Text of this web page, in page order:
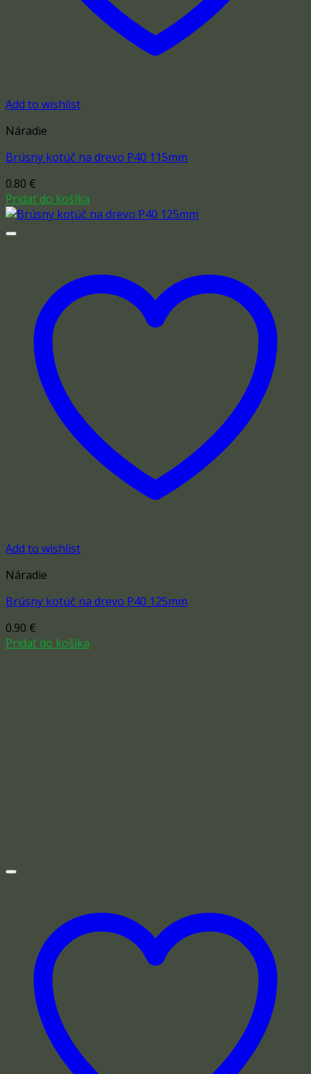
Add to wishlist
Náradie
Brúsny kotúč na drevo P40 115mm
0.80 €
Pridať do košíka
Add to wishlist
Náradie
Brúsny kotúč na drevo P40 125mm
0.90 €
Pridať do košíka